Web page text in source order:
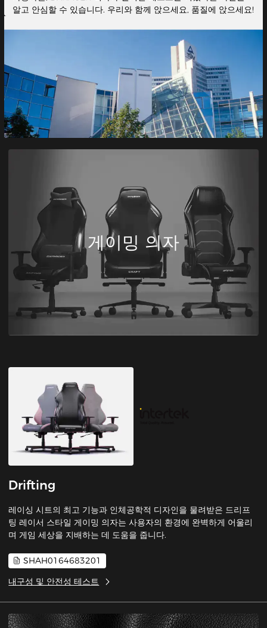
알고 안심할 수 있습니다. 우리와 함께 앉으세요, 품질에 앉으세요!
게이밍 의자
Drifting
레이싱 시트의 최고 기능과 인체공학적 디자인을 물려받은 드리프
팅 레이서 스타일 게이밍 의자는 사용자의 환경에 완벽하게 어울리
며 게임 세상을 지배하는 데 도움을 줍니다.
SHAH0164683201
내구성 및 안전성 테스트